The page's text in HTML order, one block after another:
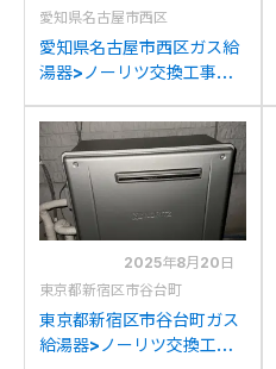
愛知県名古屋市西区
愛知県名古屋市西区ガス給
湯器>ノーリツ交換工事施
C2052ARX-2からノーリ
ツGT-C2072AR BLへの交
換
2025年8月20日
東京都新宿区市谷台町
東京都新宿区市谷台町ガス
給湯器>ノーリツ交換工事